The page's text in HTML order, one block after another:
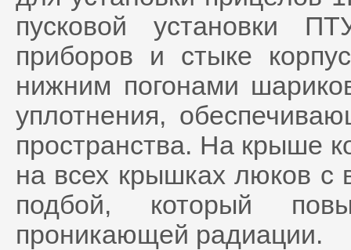
пусковой установки
приборов и стыке
нижним погонами
уплотнения,
пространства. На крыше
на всех крышках люков с
подбой, который
проникающей радиации.